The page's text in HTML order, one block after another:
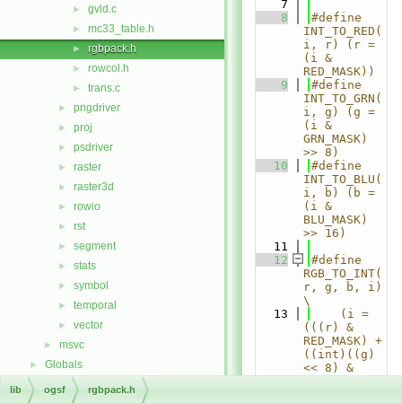
► gvld.c
► mc33_table.h
► rgbpack.h
► rowcol.h
► trans.c
► pngdriver
► proj
► psdriver
► raster
► raster3d
► rowio
► rst
► segment
► stats
► symbol
► temporal
► vector
► msvc
► Globals
    7
    8
#define
INT_TO_RED(
i, r) (r =
(i &
RED_MASK))
    9
#define
INT_TO_GRN(
i, g) (g =
(i &
GRN_MASK)
>> 8)
   10
#define
INT_TO_BLU(
i, b) (b =
(i &
BLU_MASK)
>> 16)
   11
   12
#define
RGB_TO_INT(
r, g, b, i)
\
   13
    (i =
(((r) &
RED_MASK) +
((int)((g)
<< 8) &
lib ogsf rgbpack.h